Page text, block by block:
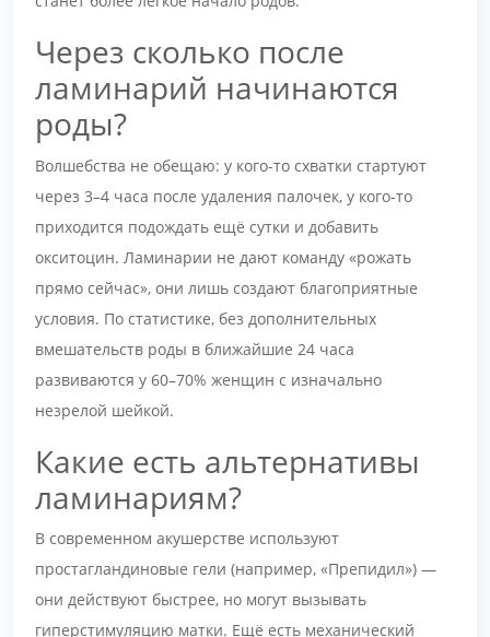
Через сколько после
ламинарий начинаются
роды?
Волшебства не обещаю: у кого-то схватки стартуют
через 3–4 часа после удаления палочек, у кого-то
приходится подождать ещё сутки и добавить
окситоцин. Ламинарии не дают команду «рожать
прямо сейчас», они лишь создают благоприятные
условия. По статистике, без дополнительных
вмешательств роды в ближайшие 24 часа
развиваются у 60–70% женщин с изначально
незрелой шейкой.
Какие есть альтернативы
ламинариям?
В современном акушерстве используют
простагландиновые гели (например, «Препидил») —
они действуют быстрее, но могут вызывать
гиперстимуляцию матки. Ещё есть механический